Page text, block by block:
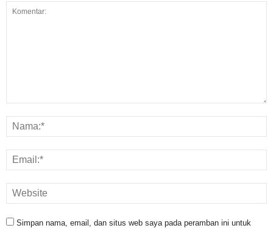
Simpan nama, email, dan situs web saya pada peramban ini untuk